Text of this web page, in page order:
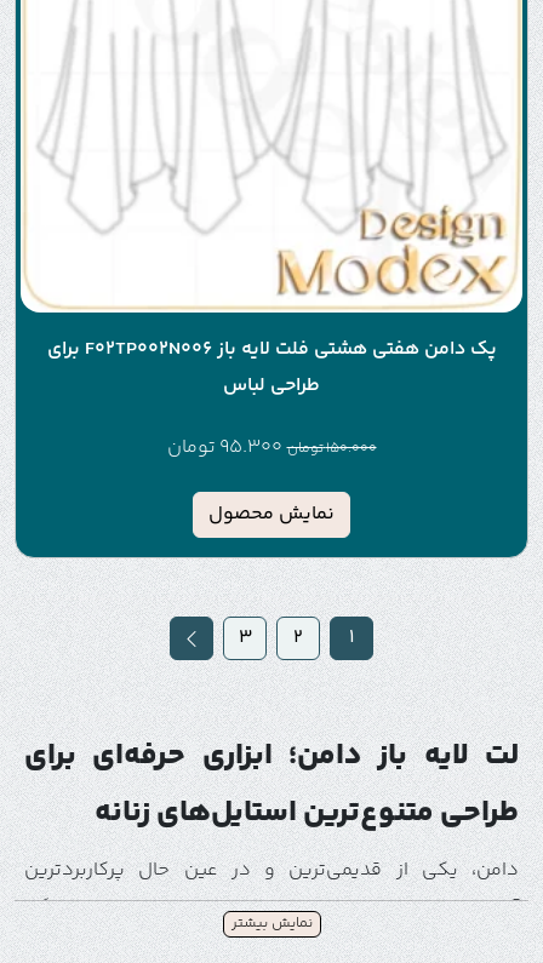
پک دامن هفتی هشتی فلت لایه باز F02TP002N006 برای
طراحی لباس
150.000تومان 95.300 تومان
نمایش محصول
1
2
3
لت لایه باز دامن؛ ابزاری حرفه‌ای برای
طراحی متنوع‌ترین استایل‌های زنانه
دامن، یکی از قدیمی‌ترین و در عین حال پرکاربردترین
آیتم‌های پوشاک زنانه است که همواره در دنیای مد جایگاه
ویژه‌ای داشته. از مدل‌های کلاسیک تا طراحی‌های مدرن
نمایش بیشتر